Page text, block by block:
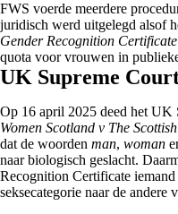
FWS voerde meerdere
juridisch werd uitgelegd alsof
Gender Recognition Certificate
quota voor vrouwen in
UK Supreme
Op 16 april 2025 deed het UK
Women Scotland v The
dat de woorden man, woman
naar biologisch geslacht.
Recognition Certificate
seksecategorie naar de andere